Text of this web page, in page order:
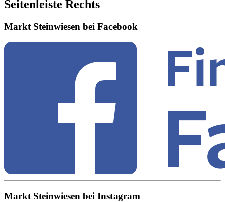
Seitenleiste Rechts
Markt Steinwiesen bei Facebook
Markt Steinwiesen bei Instagram